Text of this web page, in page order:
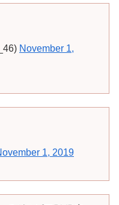
November 1,
1, 2019